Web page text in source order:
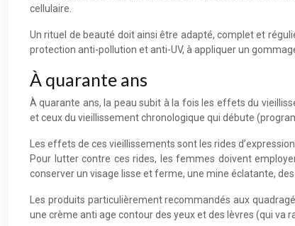
cellulaire.
Un rituel de beauté doit ainsi être adapté, complet et
protection anti-pollution et anti-UV, à appliquer un
À quarante ans
À quarante ans, la peau subit à la fois les effets du
et ceux du vieillissement chronologique qui débute
Les effets de ces vieillissements sont les rides
Pour lutter contre ces rides, les femmes doivent
conserver un visage lisse et ferme, une mine éclatante,
Les produits particulièrement recommandés aux
une crème anti age contour des yeux et des lèvres (qui va